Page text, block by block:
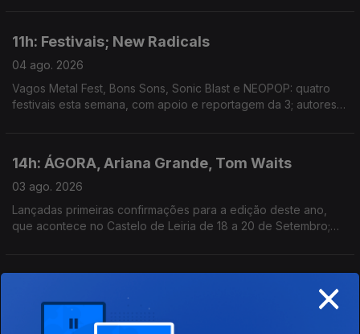
11h: Festivais; New Radicals
04 ago. 2026
Vagos Metal Fest, Bons Sons, Sonic Blast e NEOPOP: quatro
festivais esta semana, com apoio e reportagem da 3; autores
14h: ÁGORA, Ariana Grande, Tom Waits
03 ago. 2026
Lançadas primeiras confirmações para a edição deste ano,
que acontece no Castelo de Leiria de 18 a 20 de Setembro;
11h: Mucho Flow, Ocupar a Velga, Spider Man e
A Odisseia
03 ago. 2026
×